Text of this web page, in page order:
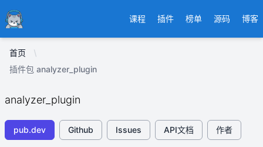
Ducafecat 课程 插件 榜单 源码 博客
首页
插件包 analyzer_plugin
analyzer_plugin
pub.dev Github Issues API文档 作者